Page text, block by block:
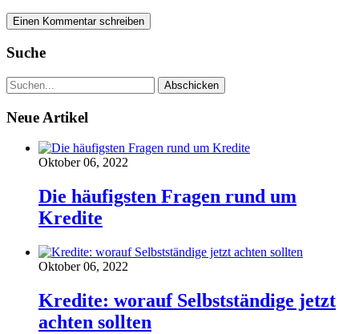
Suche
Neue Artikel
Oktober 06, 2022
Die häufigsten Fragen rund um
Kredite
Oktober 06, 2022
Kredite: worauf Selbstständige jetzt
achten sollten